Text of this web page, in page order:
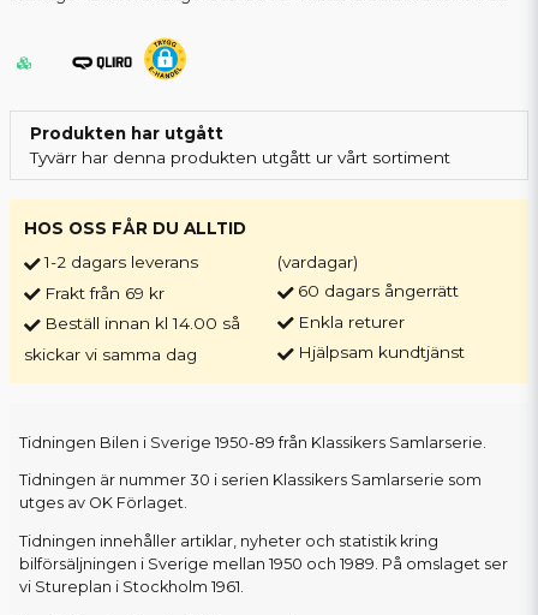
Produkten har utgått
Tyvärr har denna produkten utgått ur vårt sortiment
HOS OSS FÅR DU ALLTID
1-2 dagars leverans
Frakt från 69 kr
Beställ innan kl 14.00 så
skickar vi samma dag
(vardagar)
60 dagars ångerrätt
Enkla returer
Hjälpsam kundtjänst
Tidningen Bilen i Sverige 1950-89 från Klassikers Samlarserie.
Tidningen är nummer 30 i serien Klassikers Samlarserie som
utges av OK Förlaget.
Tidningen innehåller artiklar, nyheter och statistik kring
bilförsäljningen i Sverige mellan 1950 och 1989. På omslaget ser
vi Stureplan i Stockholm 1961.